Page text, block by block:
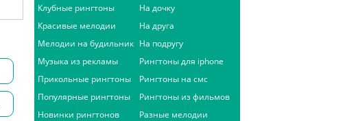
Клубные рингтоны
Красивые мелодии
Мелодии на будильник
Музыка из рекламы
Прикольные рингтоны
Популярные рингтоны
Новинки рингтонов
На дочку
На друга
На подругу
Рингтоны для iphone
Рингтоны на смс
Рингтоны из фильмов
Разные мелодии